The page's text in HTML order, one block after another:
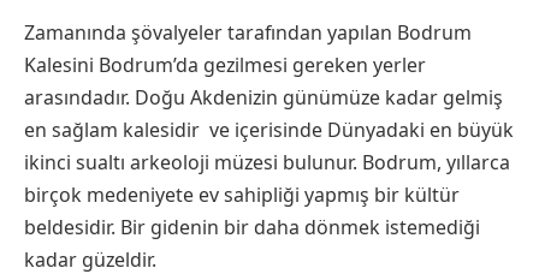
Zamanında şövalyeler tarafından yapılan Bodrum
Kalesini Bodrum’da gezilmesi gereken yerler
arasındadır. Doğu Akdenizin günümüze kadar gelmiş
en sağlam kalesidir ve içerisinde Dünyadaki en büyük
ikinci sualtı arkeoloji müzesi bulunur. Bodrum, yıllarca
birçok medeniyete ev sahipliği yapmış bir kültür
beldesidir. Bir gidenin bir daha dönmek istemediği
kadar güzeldir.